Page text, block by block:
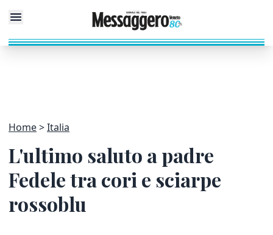
Home Italia
L'ultimo saluto a padre
Fedele tra cori e sciarpe
rossoblu